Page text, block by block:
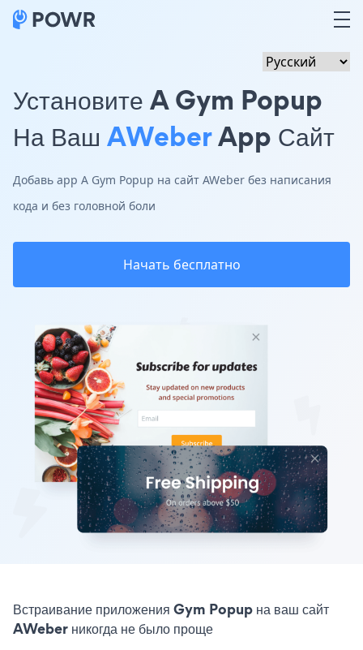
Установите A Gym Popup
На Ваш AWeberApp Сайт
Добавь app A Gym Popup на сайт AWeber без написания
кода и без головной боли
Начать бесплатно
Встраивание приложения Gym Popup на ваш сайт
AWeber никогда не было проще